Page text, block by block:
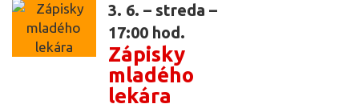
3. 6. – streda –
17:00 hod.
Zápisky
mladého
lekára